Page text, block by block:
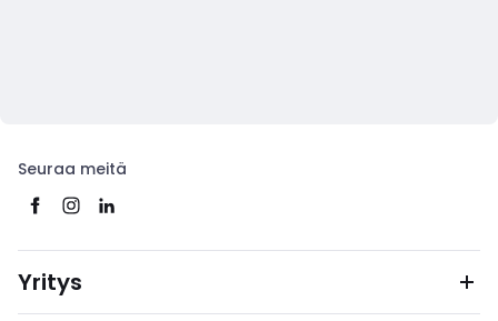
Seuraa meitä
Yritys